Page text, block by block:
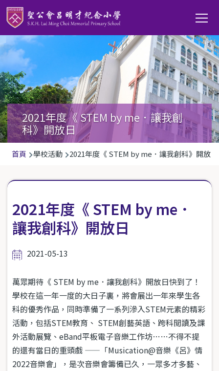
移至主內容
Main
2021年度《 STEM by me．讓我創
科》開放日
導
連
結
首頁 學校活動 2021年度《 STEM by me．讓我創科》開放日
2021年度《 STEM by me．
讓我創科》開放日
2021-05-13
萬眾期待《 STEM by me．讓我創科》開放日快到了！
學校在這一年一度的大日子裏，將會展出一年來學生各
科的優秀作品，同時準備了一系列滲入STEM元素的精彩
活動，包括STEM教育、 STEM創藝英語、跨科閲讀及課
外活動展覽、eBand平板電子音樂工作坊……不得不提
的還有當日的重頭戲 ——「Musication@音樂《呂》情
2022音樂會」，是次音樂會籌備已久，一眾多才多藝、